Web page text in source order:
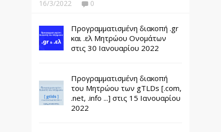
16/3/2022 0
Προγραμματισμένη διακοπή .gr
και .ελ Μητρώου Ονομάτων
στις 30 Ιανουαρίου 2022
Προγραμματισμένη διακοπή
του Μητρώου των gTLDs [.com,
.net, .info ...] στις 15 Ιανουαρίου
2022